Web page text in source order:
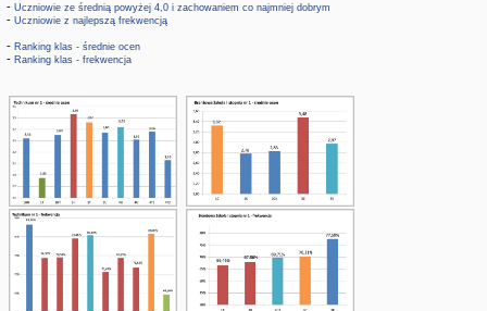
- Uczniowie ze średnią powyżej 4,0 i zachowaniem co najmniej dobrym
- Uczniowie z najlepszą frekwencją
- Ranking klas - średnie ocen
- Ranking klas - frekwencja